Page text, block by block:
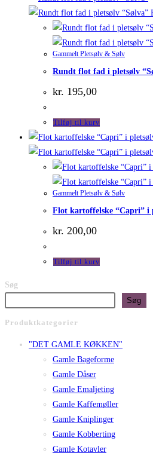
Gammelt Pletsølv & Sølv
Rundt flot fad i pletsølv
kr. 195,00
Tilføj til kurv
Gammelt Pletsølv & Sølv
Flot kartoffelske “Capri” i
kr. 200,00
Tilføj til kurv
Søg
Søg
Produktkategorier
"DET GAMLE KØKKEN"
Gamle Bageforme
Gamle Dåser
Gamle Emaljeting
Gamle Kaffemøller
Gamle Kniplinger
Gamle Kobberting
Gamle Kotavler